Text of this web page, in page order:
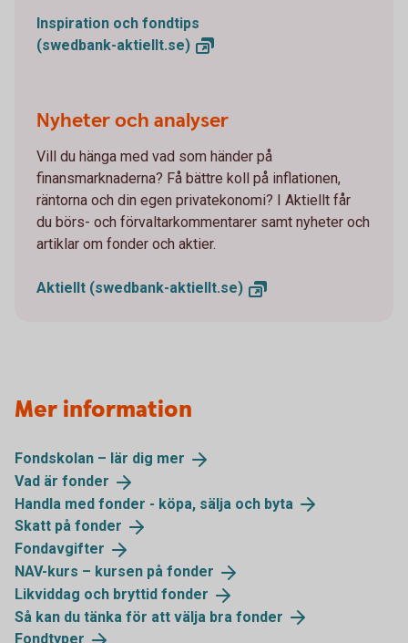
Inspiration och fondtips
(swedbank-aktiellt.se)
Nyheter och analyser
Vill du hänga med vad som händer på
finansmarknaderna? Få bättre koll på inflationen,
räntorna och din egen privatekonomi? I Aktiellt får
du börs- och förvaltarkommentarer samt nyheter och
artiklar om fonder och aktier.
Aktiellt (swedbank-aktiellt.se)
Mer information
Fondskolan – lär dig mer
Vad är fonder
Handla med fonder - köpa, sälja och byta
Skatt på fonder
Fondavgifter
NAV-kurs – kursen på fonder
Likviddag och bryttid fonder
Så kan du tänka för att välja bra fonder
Fondtyper